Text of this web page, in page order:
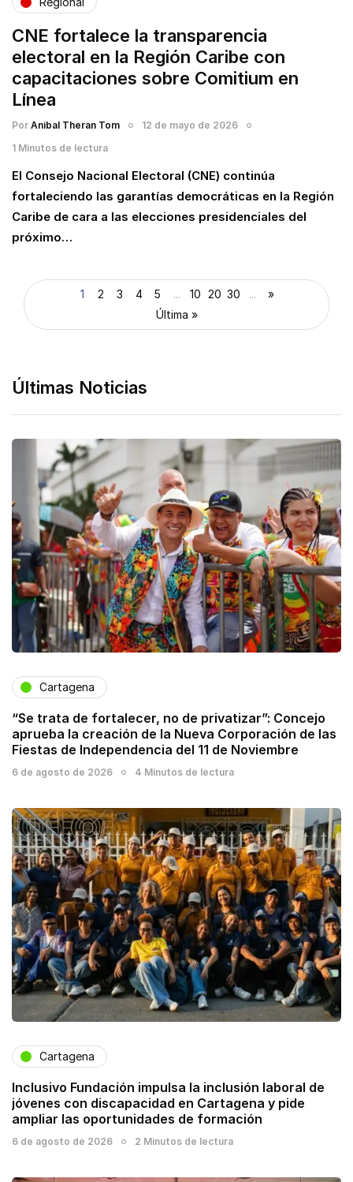
CNE fortalece la transparencia
electoral en la Región Caribe con
capacitaciones sobre Comitium en
Línea
Por Anibal Theran Tom
12 de mayo de 2026
1 Minutos de lectura
El Consejo Nacional Electoral (CNE) continúa
fortaleciendo las garantías democráticas en la Región
Caribe de cara a las elecciones presidenciales del
próximo…
1 2 3 4 5 ... 10 20 30 ...
»
Última »
Últimas Noticias
Cartagena
“Se trata de fortalecer, no de privatizar”: Concejo
aprueba la creación de la Nueva Corporación de las
Fiestas de Independencia del 11 de Noviembre
6 de agosto de 2026 4 Minutos de lectura
Cartagena
Inclusivo Fundación impulsa la inclusión laboral de
jóvenes con discapacidad en Cartagena y pide
ampliar las oportunidades de formación
6 de agosto de 2026 2 Minutos de lectura